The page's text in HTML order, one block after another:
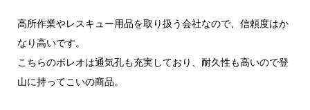
高所作業やレスキュー用品を取り扱う会社なので、信頼度はか
なり高いです。
こちらのボレオは通気孔も充実しており、耐久性も高いので登
山に持ってこいの商品。